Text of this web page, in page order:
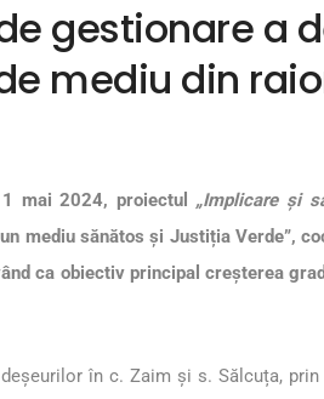
gestionare a
mediu din
1 mai 2024, proiectul „Implicare și
sănătos și Justiția Verde”,
ca obiectiv principal creșterea
în c. Zaim și s. Sălcuța,